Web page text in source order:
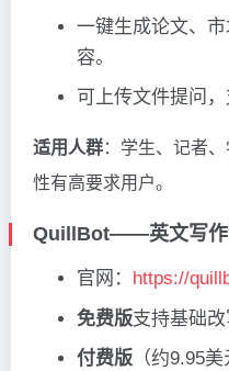
一键生成论文、
容。
可上传文件提问
适用人群：学生、记者
性有高要求用户。
QuillBot——英文写作
官网：
https://
免费版支持基础改
付费版 （约9.95